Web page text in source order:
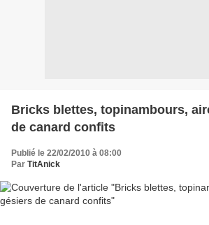
Bricks blettes, topinambours,
de canard confits
Publié le 22/02/2010 à 08:00
Par TitAnick